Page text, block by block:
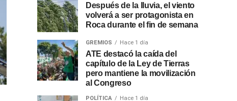
Después de la lluvia, el viento
volverá a ser protagonista en
Roca durante el fin de semana
GREMIOS Hace 1 día
ATE destacó la caída del
capítulo de la Ley de Tierras
pero mantiene la movilización
al Congreso
POLÍTICA Hace 1 día